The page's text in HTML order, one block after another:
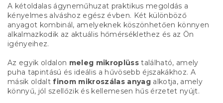
s
t
a
i
n
y
í
t
A kétoldalas ágyneműhuzat praktikus megoldás a
kényelmes alváshoz egész évben. Két különböző
anyagot kombinál, amelyeknek köszönhetően könnyen
alkalmazkodik az aktuális hőmérséklethez és az Ön
igényeihez.
Az egyik oldalon meleg mikroplüss található, amely
puha tapintású és ideális a hűvösebb éjszakákhoz. A
másik oldaltfinom mikroszálas anyag alkotja, amely
könnyű, jól szellőzik és kellemesen hűs érzetet nyújt.